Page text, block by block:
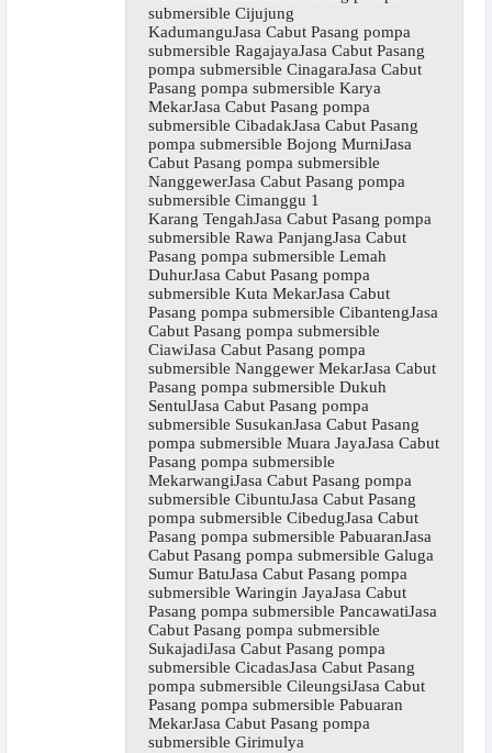
submersible Cijujung
KadumanguJasa Cabut Pasang pompa
submersible RagajayaJasa Cabut Pasang
pompa submersible CinagaraJasa Cabut
Pasang pompa submersible Karya
MekarJasa Cabut Pasang pompa
submersible CibadakJasa Cabut Pasang
pompa submersible Bojong MurniJasa
Cabut Pasang pompa submersible
NanggewerJasa Cabut Pasang pompa
submersible Cimanggu 1
Karang TengahJasa Cabut Pasang pompa
submersible Rawa PanjangJasa Cabut
Pasang pompa submersible Lemah
DuhurJasa Cabut Pasang pompa
submersible Kuta MekarJasa Cabut
Pasang pompa submersible CibantengJasa
Cabut Pasang pompa submersible
CiawiJasa Cabut Pasang pompa
submersible Nanggewer MekarJasa Cabut
Pasang pompa submersible Dukuh
SentulJasa Cabut Pasang pompa
submersible SusukanJasa Cabut Pasang
pompa submersible Muara JayaJasa Cabut
Pasang pompa submersible
MekarwangiJasa Cabut Pasang pompa
submersible CibuntuJasa Cabut Pasang
pompa submersible CibedugJasa Cabut
Pasang pompa submersible PabuaranJasa
Cabut Pasang pompa submersible Galuga
Sumur BatuJasa Cabut Pasang pompa
submersible Waringin JayaJasa Cabut
Pasang pompa submersible PancawatiJasa
Cabut Pasang pompa submersible
SukajadiJasa Cabut Pasang pompa
submersible CicadasJasa Cabut Pasang
pompa submersible CileungsiJasa Cabut
Pasang pompa submersible Pabuaran
MekarJasa Cabut Pasang pompa
submersible Girimulya